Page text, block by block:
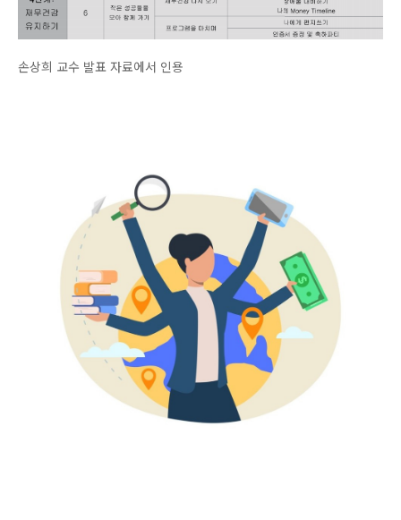
손상희 교수 발표 자료에서 인용